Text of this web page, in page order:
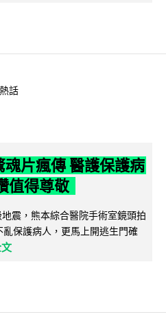
話
片瘋傳 醫護保護病
值得尊敬
震，熊本綜合醫院手術室鏡頭拍
保護病人，更馬上開逃生門確